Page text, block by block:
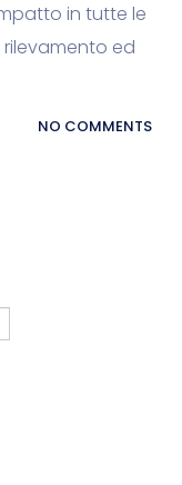
in tutte le
ed
NO COMMENTS